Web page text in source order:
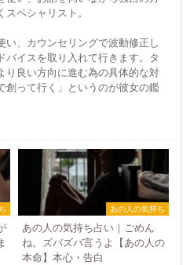
ペシャリスト。
い、カウンセリングで波動修正し
バイスを取り入れて行きます。タ
り良い方向に進む為の具体的な対
創って行く」というのが彼女の鑑
あの人の気持ち
あの人の気持ち占い｜ごめん
ね。ズバズバ言うよ【あの人の
本命】本心・告白